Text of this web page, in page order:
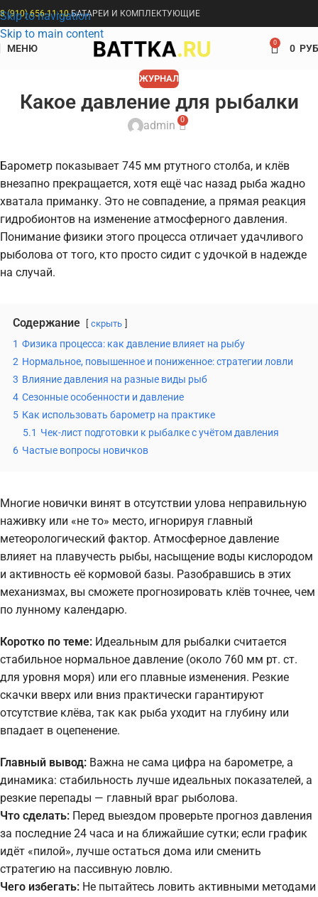
Skip to navigation
Skip to main content
8 (910) 656-11-10БАТАРЕИ И КОМПЛЕКТУЮЩИЕ
МЕНЮ 0 0
ЖУРНАЛ
Какое давление для рыбалки
admin 0
Барометр показывает 745 мм ртутного столба, и клёв
внезапно прекращается, хотя ещё час назад рыба жадно
хватала приманку. Это не совпадение, а прямая реакция
гидробионтов на изменение атмосферного давления.
Понимание физики этого процесса отличает удачливого
рыболова от того, кто просто сидит с удочкой в надежде
на случай.
Содержание скрыть
1 Физика процесса: как давление влияет на рыбу
2 Нормальное, повышенное и пониженное: стратегии ловли
3 Влияние давления на разные виды рыб
4 Сезонные особенности и давление
5 Как использовать барометр на практике
5.1 Чек-лист подготовки к рыбалке с учётом давления
6 Частые вопросы новичков
Многие новички винят в отсутствии улова неправильную
наживку или «не то» место, игнорируя главный
метеорологический фактор. Атмосферное давление
влияет на плавучесть рыбы, насыщение воды кислородом
и активность её кормовой базы. Разобравшись в этих
механизмах, вы сможете прогнозировать клёв точнее, чем
по лунному календарю.
Коротко по теме: Идеальным для рыбалки считается
стабильное нормальное давление (около 760 мм рт. ст.
для уровня моря) или его плавные изменения. Резкие
скачки вверх или вниз практически гарантируют
отсутствие клёва, так как рыба уходит на глубину или
впадает в оцепенение.
Главный вывод: Важна не сама цифра на барометре, а
динамика: стабильность лучше идеальных показателей, а
резкие перепады — главный враг рыболова.
Что сделать: Перед выездом проверьте прогноз давления
за последние 24 часа и на ближайшие сутки; если график
идёт «пилой», лучше остаться дома или сменить
стратегию на пассивную ловлю.
Чего избегать: Не пытайтесь ловить активными методами